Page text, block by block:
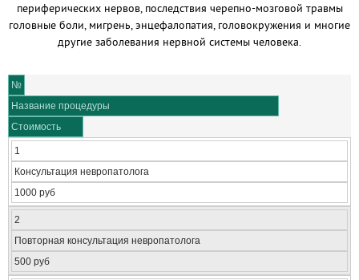
периферических нервов, последствия черепно-мозговой травмы
головные боли, мигрень, энцефалопатия, головокружения и многие
другие заболевания нервной системы человека.
№
Название процедуры
Стоимость
1
Консультация невропатолога
1000 руб
2
Повторная консультация невропатолога
500 руб